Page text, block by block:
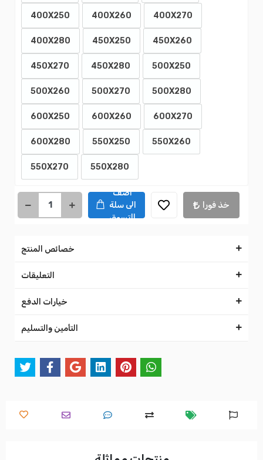
400X250 400X260 400X270
400X280 450X250 450X260
450X270 450X280 500X250
500X260 500X270 500X280
600X250 600X260 600X270
600X280 550X250 550X260
550X270 550X280
اضف
الى سلة
التسوق
خذ فورا
خصائص المنتج
التعليقات
خيارات الدفع
التأمين والتسليم